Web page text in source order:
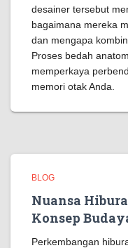
desainer tersebut
bagaimana mereka
dan mengapa
Proses bedah
memperkaya
memori otak Anda.
BLOG
Nuansa
Konsep
Perkembangan